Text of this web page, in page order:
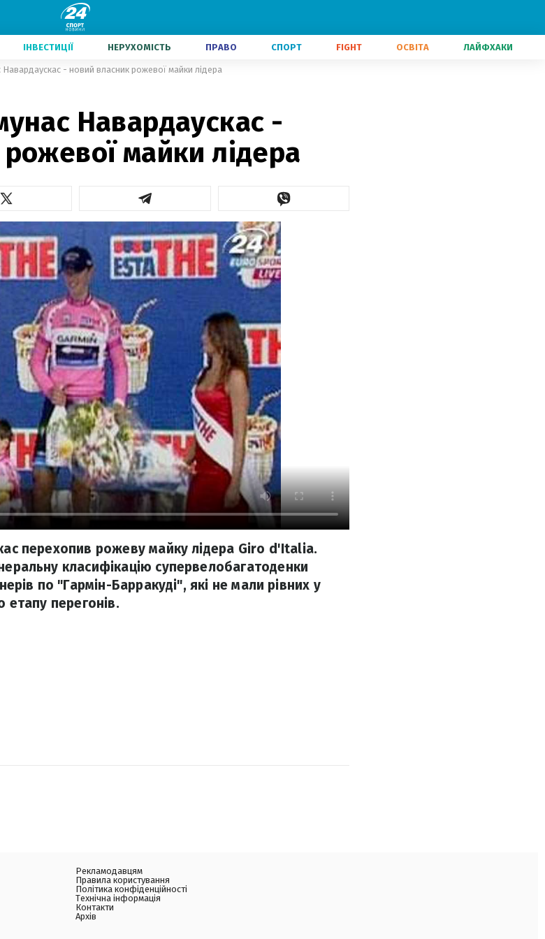
ІНВЕСТИЦІЇ НЕРУХОМІСТЬ ПРАВО СПОРТ FIGHT ОСВІТА ЛАЙФХАКИ
- новий власник рожевої майки лідера
Навардаускас -
майки лідера
перехопив рожеву майку лідера Giro d'Italia.
класифікацію супервелобагатоденки
по "Гармін-Барракуді", які не мали рівних у
етапу перегонів.
Рекламодавцям
Правила користування
Політика конфіденційності
Технічна інформація
Контакти
Архів